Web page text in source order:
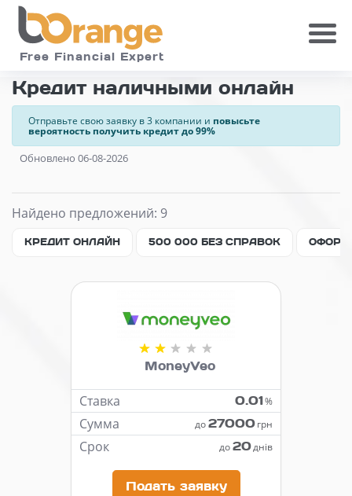
Skip to main
Free Financial Expert
Кредит наличными онлайн
Отправьте свою заявку в 3 компании и повысьте
вероятность получить кредит до 99%
Обновлено 06-08-2026
Найдено предложений: 9
КРЕДИТ ОНЛАЙН 500 000 БЕЗ СПРАВОК
MoneyVeo
Ставка 0.01%
Сумма до27000грн
Срок до20днів
Подать заявку